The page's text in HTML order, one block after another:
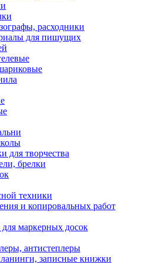
расходники
для пишущих
для творчества
брелки
техники
и копировальных работ
для маркерных досок
антистеплеры
записные книжки